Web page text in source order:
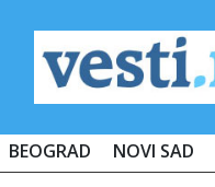
BEOGRAD NOVI SAD